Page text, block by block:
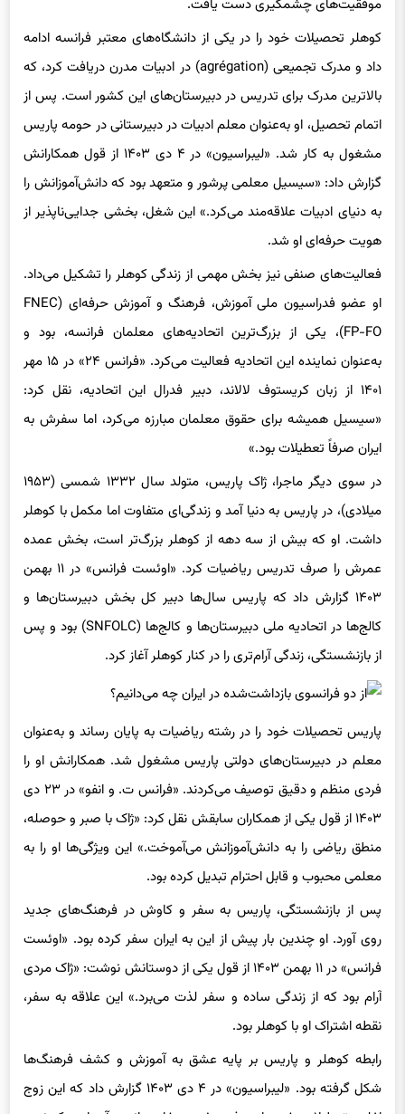
کوهلر تحصیلات خود را در یکی از دانشگاه‌های معتبر فرانسه ادامه
داد و مدرک تجمیعی (agrégation) در ادبیات مدرن دریافت کرد، که
بالاترین مدرک برای تدریس در دبیرستان‌های این کشور است. پس از
اتمام تحصیل، او به‌عنوان معلم ادبیات در دبیرستانی در حومه پاریس
مشغول به کار شد. «لیبراسیون» در ۴ دی ۱۴۰۳ از قول همکارانش
گزارش داد: «سیسیل معلمی پرشور و متعهد بود که دانش‌آموزانش را
به دنیای ادبیات علاقه‌مند می‌کرد.» این شغل، بخشی جدایی‌ناپذیر از
هویت حرفه‌ای او شد.
فعالیت‌های صنفی نیز بخش مهمی از زندگی کوهلر را تشکیل می‌داد.
او عضو فدراسیون ملی آموزش، فرهنگ و آموزش حرفه‌ای (FNEC
FP-FO)، یکی از بزرگ‌ترین اتحادیه‌های معلمان فرانسه، بود و
به‌عنوان نماینده این اتحادیه فعالیت می‌کرد. «فرانس ۲۴» در ۱۵ مهر
۱۴۰۱ از زبان کریستوف لالاند، دبیر فدرال این اتحادیه، نقل کرد:
«سیسیل همیشه برای حقوق معلمان مبارزه می‌کرد، اما سفرش به
ایران صرفاً تعطیلات بود.»
میلادی)، در پاریس به دنیا آمد و زندگی‌ای متفاوت اما مکمل با کوهلر
داشت. او که بیش از سه دهه از کوهلر بزرگ‌تر است، بخش عمده
عمرش را صرف تدریس ریاضیات کرد. «اوئست فرانس» در ۱۱ بهمن
۱۴۰۳ گزارش داد که پاریس سال‌ها دبیر کل بخش دبیرستان‌ها و
کالج‌ها در اتحادیه ملی دبیرستان‌ها و کالج‌ها (SNFOLC) بود و پس
از بازنشستگی، زندگی آرام‌تری را در کنار کوهلر آغاز کرد.
پاریس تحصیلات خود را در رشته ریاضیات به پایان رساند و به‌عنوان
معلم در دبیرستان‌های دولتی پاریس مشغول شد. همکارانش او را
فردی منظم و دقیق توصیف می‌کردند. «فرانس ت. و انفو» در ۲۳ دی
۱۴۰۳ از قول یکی از همکاران سابقش نقل کرد: «ژاک با صبر و حوصله،
منطق ریاضی را به دانش‌آموزانش می‌آموخت.» این ویژگی‌ها او را به
معلمی محبوب و قابل احترام تبدیل کرده بود.
پس از بازنشستگی، پاریس به سفر و کاوش در فرهنگ‌های جدید
روی آورد. او چندین بار پیش از این به ایران سفر کرده بود. «اوئست
فرانس» در ۱۱ بهمن ۱۴۰۳ از قول یکی از دوستانش نوشت: «ژاک مردی
آرام بود که از زندگی ساده و سفر لذت می‌برد.» این علاقه به سفر،
نقطه اشتراک او با کوهلر بود.
رابطه کوهلر و پاریس بر پایه عشق به آموزش و کشف فرهنگ‌ها
شکل گرفته بود. «لیبراسیون» در ۴ دی ۱۴۰۳ گزارش داد که این زوج
اغلب تعطیلات خود را صرف سفر به خاورمیانه و آسیا می‌کردند و